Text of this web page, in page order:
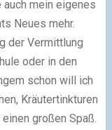
auch mein eigenes
Neues mehr.
der Vermittlung
oder in den
schon will ich
Kräutertinkturen
großen Spaß.